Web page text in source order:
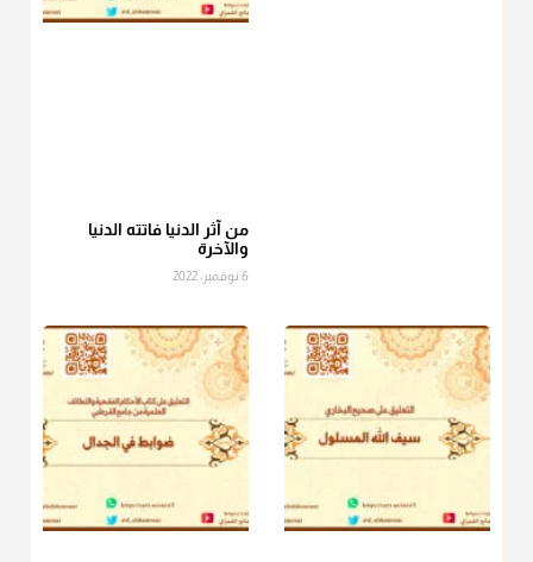
الصاع..فمن شق عليه إخراج الطعام هذه الأيام وأراد إخراج القيمة
أ.د. صالح الشمراني
دفعزكاة الفطرللمسكين القريب صدقة وصلة وهو أفضل من
دفعها للبعيد ولا تغرك مظاهر ووظائف بعض الأقارب فإن
منذ 3 شهر
من آثر الدنيا فاتته الدنيا
والآخرة
6 نوفمبر، 2022